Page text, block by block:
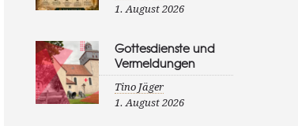
1. August 2026
Gottesdienste und
Vermeldungen
Tino Jäger
1. August 2026